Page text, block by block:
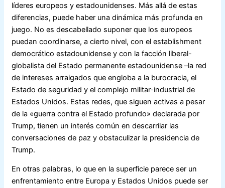
líderes europeos y estadounidenses. Más allá de estas
diferencias, puede haber una dinámica más profunda en
juego. No es descabellado suponer que los europeos
puedan coordinarse, a cierto nivel, con el establishment
democrático estadounidense y con la facción liberal-
globalista del Estado permanente estadounidense –la red
de intereses arraigados que engloba a la burocracia, el
Estado de seguridad y el complejo militar-industrial de
Estados Unidos. Estas redes, que siguen activas a pesar
de la «guerra contra el Estado profundo» declarada por
Trump, tienen un interés común en descarrilar las
conversaciones de paz y obstaculizar la presidencia de
Trump.
En otras palabras, lo que en la superficie parece ser un
enfrentamiento entre Europa y Estados Unidos puede ser